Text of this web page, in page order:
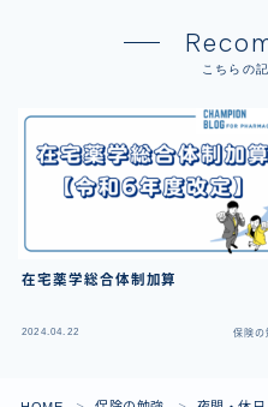
こちらの
在宅薬学総合体制加算
2024.04.22 保険の